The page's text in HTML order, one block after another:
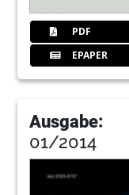
PDF
EPAPER
Ausgabe:
01/2014